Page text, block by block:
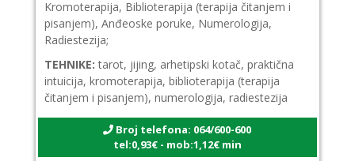
Kromoterapija, Biblioterapija (terapija čitanjem i
pisanjem), Anđeoske poruke, Numerologija,
Radiestezija;
TEHNIKE: tarot, jijing, arhetipski kotač, praktična
intuicija, kromoterapija, biblioterapija (terapija
čitanjem i pisanjem), numerologija, radiestezija
Broj telefona: 064/600-600
tel:0,93€ - mob:1,12€ min